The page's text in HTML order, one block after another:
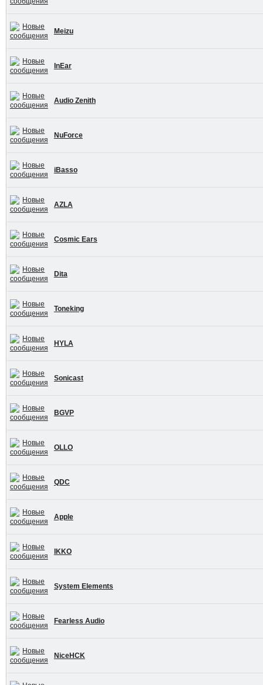
Meizu
InEar
Audio Zenith
NuForce
iBasso
AZLA
Cosmic Ears
Dita
Toneking
HYLA
Sonicast
BGVP
OLLO
QDC
Apple
IKKO
System Elements
Fearless Audio
NiceHCK